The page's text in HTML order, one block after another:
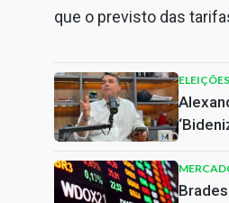
que o previsto das